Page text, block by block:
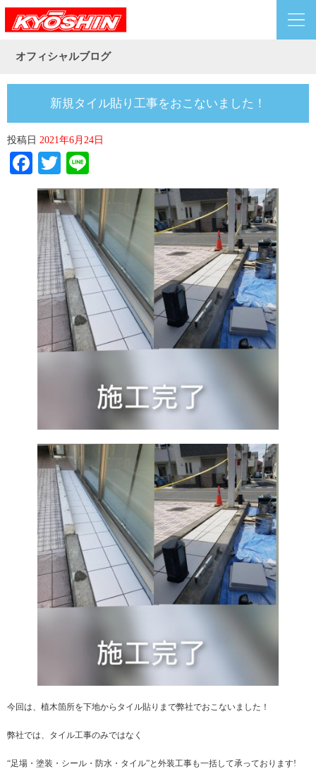
オフィシャルブログ
新規タイル貼り工事をおこないました！
投稿日 2021年6月24日
Facebook
Twitter
今回は、植木箇所を下地からタイル貼りまで弊社でおこないました！
弊社では、タイル工事のみではなく
“足場・塗装・シール・防水・タイル”と外装工事も一括して承っております!